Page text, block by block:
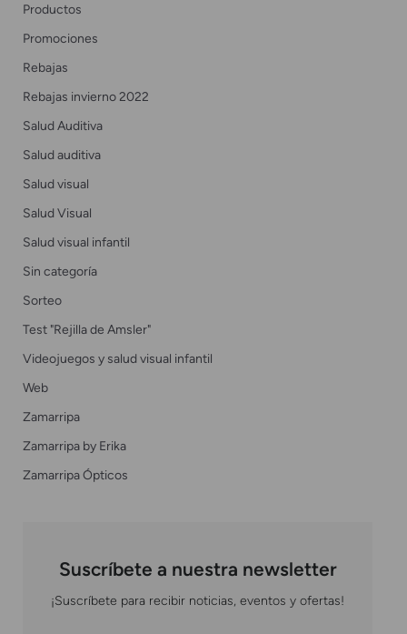
Productos
Promociones
Rebajas
Rebajas invierno 2022
Salud Auditiva
Salud auditiva
Salud visual
Salud Visual
Salud visual infantil
Sin categoría
Sorteo
Test "Rejilla de Amsler"
Videojuegos y salud visual infantil
Web
Zamarripa
Zamarripa by Erika
Zamarripa Ópticos
Suscríbete a nuestra newsletter
¡Suscríbete para recibir noticias, eventos y ofertas!